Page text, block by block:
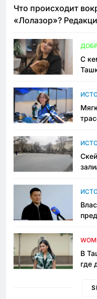
Что происходит
«Лолазор»?
С
В
где